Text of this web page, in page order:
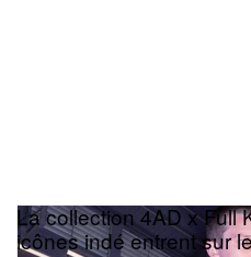
La collection 4AD x Full
icônes indé entrent sur